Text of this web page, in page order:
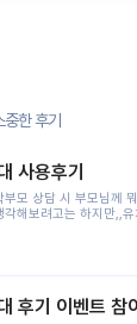
한 후기
사용후기
부모 상담 시 부모님께
해보려고는 하지만,,
저만 그런거 아니죠 ㅜ
몇세이고 여자인지 남
물어봐야할 때가 있어그
ai 학부모 응대를 써볼
후기 이벤트 참